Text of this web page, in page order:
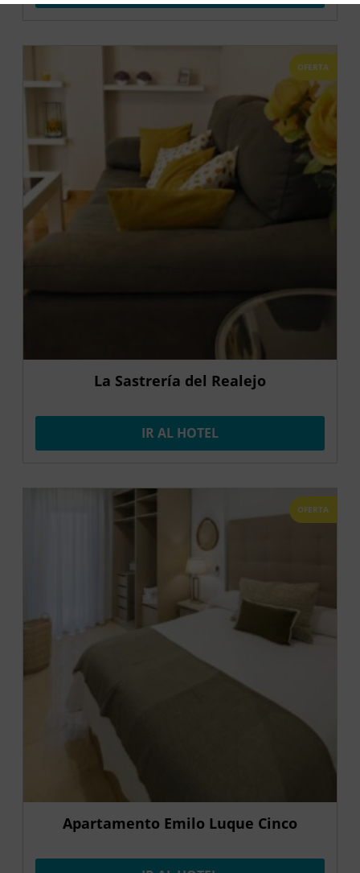
OFERTA
La Sastrería del Realejo
IR AL HOTEL
OFERTA
Apartamento Emilo Luque Cinco